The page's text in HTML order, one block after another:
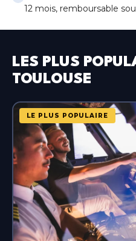
Paris-Bercy
Île-de-France
Paris-Orly
Île-de-France
Paris-Ouest
Île-de-France
Paris-Roissy
Île-de-France
Pau
Nouvelle-Aquitaine
12 mois, remboursable
LES PLUS
TOULOUSE
LE PLUS POPULAIRE